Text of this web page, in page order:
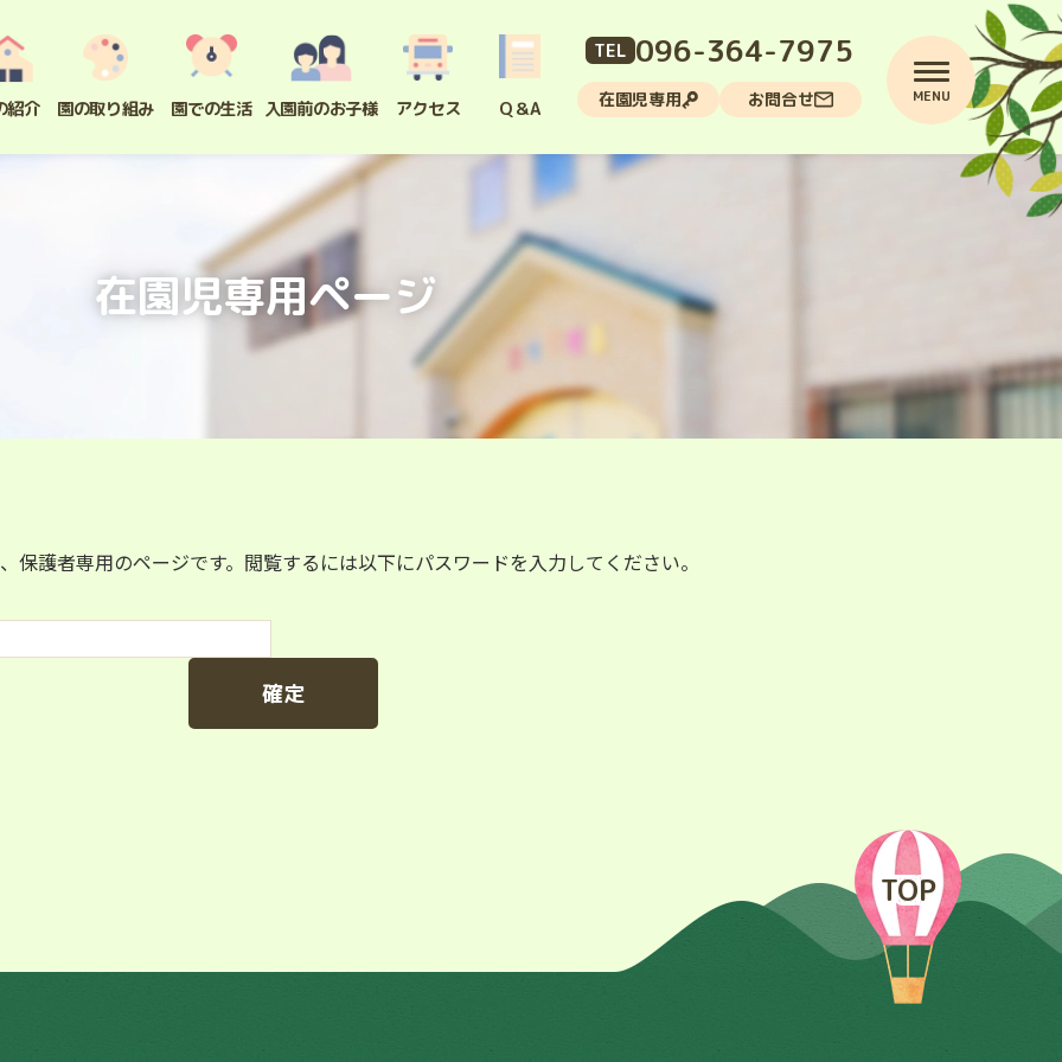
紹介 園の取り組み 園での生活 入園前のお子様 アクセス Q＆A
TEL 096-364-7975
在園児専用 お問合せ
在園児専用ページ
MENU
保護者専用のページです。閲覧するには以下にパスワードを入力してください。
TOP